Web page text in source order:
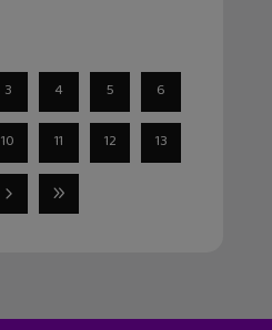
3 4 5 6
10 11 12 13